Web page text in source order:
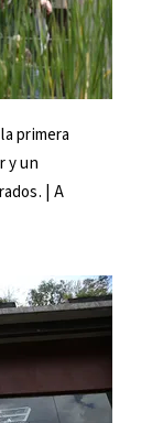
primera
y un
| A